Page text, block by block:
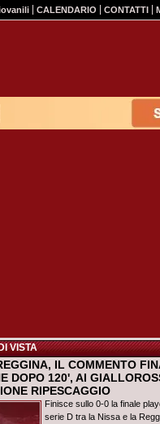
CALENDARIO CONTATTI
VISTA
IL COMMENTO
DOPO 120', AI
RIPESCAGGIO
Finisce sullo 0-0 la finale
serie D tra la Nissa e la